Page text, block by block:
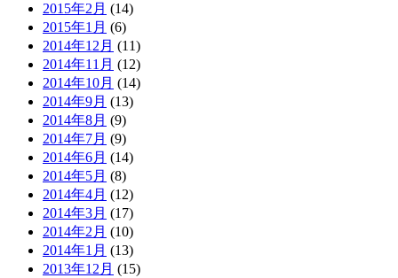
2015年2月 (14)
2015年1月 (6)
2014年12月 (11)
2014年11月 (12)
2014年10月 (14)
2014年9月 (13)
2014年8月 (9)
2014年7月 (9)
2014年6月 (14)
2014年5月 (8)
2014年4月 (12)
2014年3月 (17)
2014年2月 (10)
2014年1月 (13)
2013年12月 (15)